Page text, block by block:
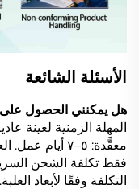
الأسئلة الشائعة
هل يمكنني الحصول
معقَّدة: ٥–٧
فقط تكلفة الشحن
التكلفة وفقًا لأبعاد العلبة.